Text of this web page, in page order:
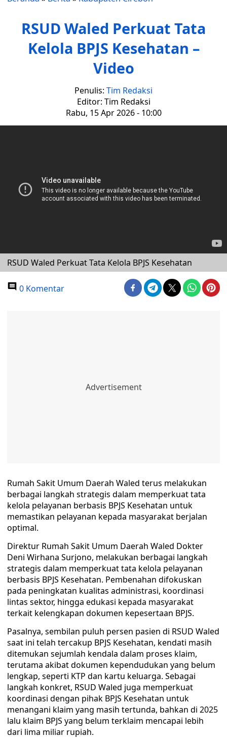
RSUD Waled Perkuat Tata
Kelola BPJS Kesehatan –
Video
Penulis: Tim Redaksi
Editor: Tim Redaksi
Rabu, 15 Apr 2026 - 10:00
RSUD Waled Perkuat Tata Kelola BPJS Kesehatan
0 Komentar
Rumah Sakit Umum Daerah Waled terus melakukan
berbagai langkah strategis dalam memperkuat tata
kelola pelayanan berbasis BPJS Kesehatan untuk
memastikan pelayanan kepada masyarakat berjalan
optimal.
Direktur Rumah Sakit Umum Daerah Waled Dokter
Deni Wirhana Surjono, melakukan berbagai langkah
strategis dalam memperkuat tata kelola pelayanan
berbasis BPJS Kesehatan. Pembenahan difokuskan
pada peningkatan kualitas administrasi, koordinasi
lintas sektor, hingga edukasi kepada masyarakat
terkait kelengkapan dokumen kepesertaan BPJS.
Pasalnya, sembilan puluh persen pasien di RSUD Waled
saat ini telah tercakup BPJS Kesehatan, kendati masih
ditemukan sejumlah kendala dalam proses klaim,
terutama akibat dokumen kependudukan yang belum
lengkap, seperti KTP dan kartu keluarga. Sebagai
langkah konkret, RSUD Waled juga memperkuat
koordinasi dengan pihak BPJS Kesehatan untuk
menangani klaim yang masih tertunda, bahkan di 2025
lalu klaim BPJS yang belum terklaim mencapai lebih
dari lima miliar rupiah.